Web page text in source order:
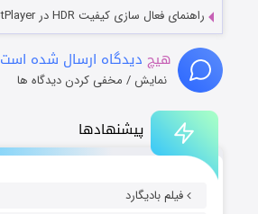
پیشنهادها
فیلم بادیگارد
راهنمای فعال سازی کیفیت HDR در PotPlayer
هیچ دیدگاه ارسال شده است
نمایش / مخفی کردن دیدگاه ها